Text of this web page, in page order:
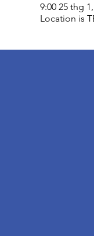
9:00 25 thg
Location is